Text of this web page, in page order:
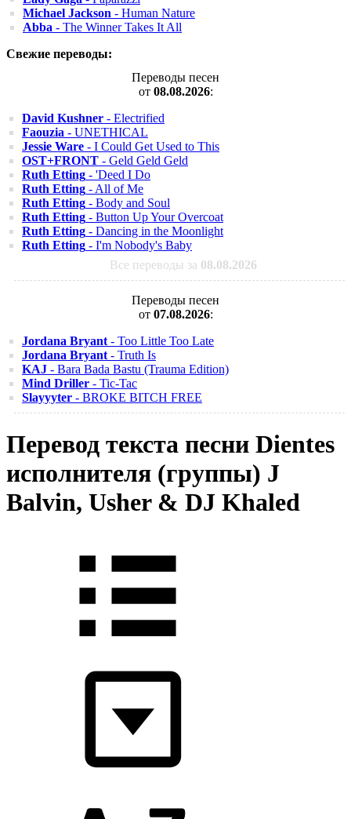
Michael Jackson - Human Nature
Abba - The Winner Takes It All
Свежие переводы:
Переводы песен
от 08.08.2026:
David Kushner - Electrified
Faouzia - UNETHICAL
Jessie Ware - I Could Get Used to This
OST+FRONT - Geld Geld Geld
Ruth Etting - 'Deed I Do
Ruth Etting - All of Me
Ruth Etting - Body and Soul
Ruth Etting - Button Up Your Overcoat
Ruth Etting - Dancing in the Moonlight
Ruth Etting - I'm Nobody's Baby
Все переводы за 08.08.2026
Переводы песен
от 07.08.2026:
Jordana Bryant - Too Little Too Late
Jordana Bryant - Truth Is
KAJ - Bara Bada Bastu (Trauma Edition)
Mind Driller - Tic-Tac
Slayyyter - BROKE BITCH FREE
Перевод текста песни Dientes
исполнителя (группы) J
Balvin, Usher & DJ Khaled